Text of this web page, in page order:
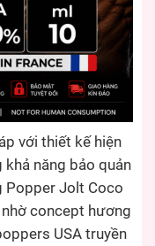
với thiết kế hiện
khả năng bảo quản
Popper Jolt Coco
concept hương
USA truyền